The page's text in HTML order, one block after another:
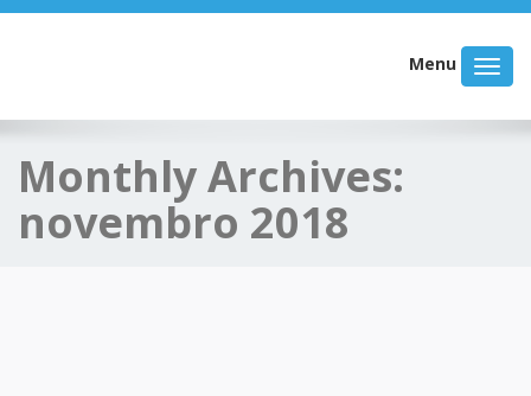
Menu
Monthly Archives:
novembro 2018